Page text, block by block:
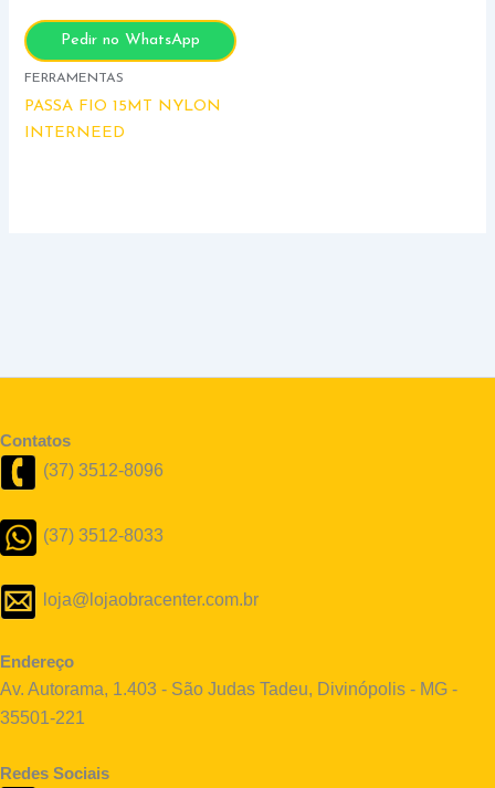
Pedir no WhatsApp
FERRAMENTAS
PASSA FIO 15MT NYLON
INTERNEED
Contatos
(37) 3512-8096
(37) 3512-8033
loja@lojaobracenter.com.br
Endereço
Av. Autorama, 1.403 - São Judas Tadeu, Divinópolis - MG -
35501-221
Redes Sociais